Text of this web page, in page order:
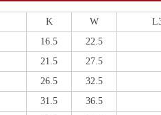
K W
16.5
22.5
21.5
27.5
26.5
32.5
31.5
36.5